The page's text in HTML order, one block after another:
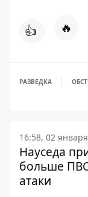
👍 🔥
РАЗВЕДКА
16:58, 02
Науседа
больше
атаки